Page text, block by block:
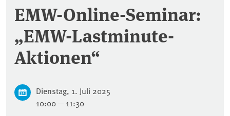
EMW-Online-Seminar:
„EMW-Lastminute-
Aktionen“
Dienstag, 1. Juli 2025
10:00 — 11:30